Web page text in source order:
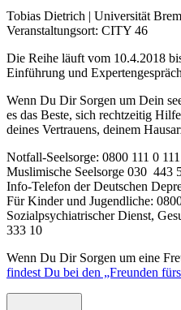
Tobias Dietrich | Universität
Veranstaltungsort: CITY 46
Die Reihe läuft vom 10.4.2018
Einführung und
Wenn Du Dir Sorgen um Dein
es das Beste, sich rechtzeitig
deines Vertrauens, deinem
Notfall-Seelsorge: 0800 111 0
Muslimische Seelsorge 030 443
Info-Telefon der Deutschen
Für Kinder und Jugendliche:
Sozialpsychiatrischer Dienst,
333 10
Wenn Du Dir Sorgen um eine
findest Du bei den „Freunden